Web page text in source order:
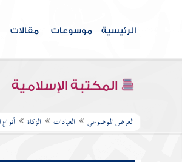
الرئيسية موسوعات مقالات
المكتبة الإسلامية
العرض الموضوعي العبادات الزكاة أنواع